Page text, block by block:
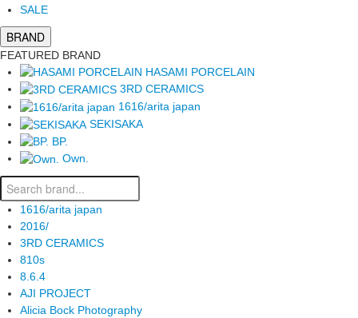
SALE
BRAND
FEATURED BRAND
HASAMI PORCELAIN
3RD CERAMICS
1616/arita japan
SEKISAKA
BP.
Own.
1616/arita japan
2016/
3RD CERAMICS
810s
8.6.4
AJI PROJECT
Alicia Bock Photography